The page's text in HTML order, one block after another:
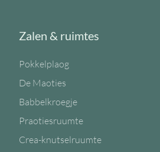
Zalen & ruimtes
Pokkelplaog
De Maoties
Babbelkroegje
Praotiesruumte
Crea-knutselruumte